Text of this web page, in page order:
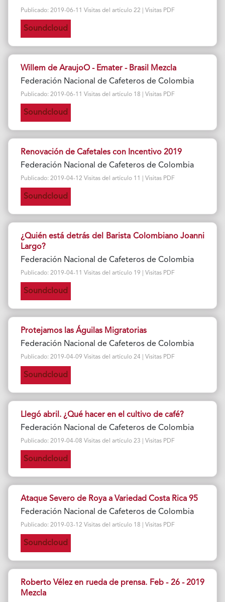
Publicado: 2019-06-11 Visitas del artículo 22 | Visitas PDF
Soundcloud
Willem de AraujoO - Emater - Brasil Mezcla
Federación Nacional de Cafeteros de Colombia
Publicado: 2019-06-11 Visitas del artículo 18 | Visitas PDF
Soundcloud
Renovación de Cafetales con Incentivo 2019
Federación Nacional de Cafeteros de Colombia
Publicado: 2019-04-12 Visitas del artículo 11 | Visitas PDF
Soundcloud
¿Quién está detrás del Barista Colombiano Joanni
Largo?
Federación Nacional de Cafeteros de Colombia
Publicado: 2019-04-11 Visitas del artículo 19 | Visitas PDF
Soundcloud
Protejamos las Águilas Migratorias
Federación Nacional de Cafeteros de Colombia
Publicado: 2019-04-09 Visitas del artículo 24 | Visitas PDF
Soundcloud
Llegó abril. ¿Qué hacer en el cultivo de café?
Federación Nacional de Cafeteros de Colombia
Publicado: 2019-04-08 Visitas del artículo 23 | Visitas PDF
Soundcloud
Ataque Severo de Roya a Variedad Costa Rica 95
Federación Nacional de Cafeteros de Colombia
Publicado: 2019-03-12 Visitas del artículo 18 | Visitas PDF
Soundcloud
Roberto Vélez en rueda de prensa. Feb - 26 - 2019
Mezcla